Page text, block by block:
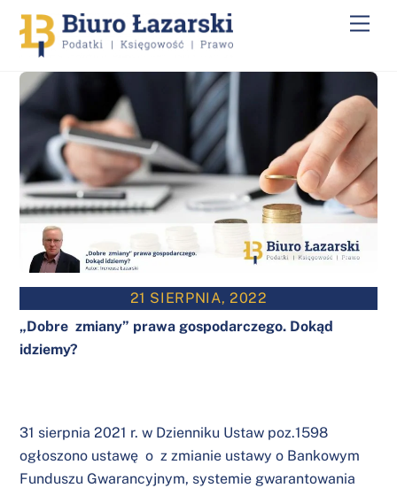
Skip
content
21 SIERPNIA, 2022
„Dobre zmiany” prawa gospodarczego. Dokąd
idziemy?
31 sierpnia 2021 r. w Dzienniku Ustaw poz.1598
ogłoszono ustawę o z zmianie ustawy o Bankowym
Funduszu Gwarancyjnym, systemie gwarantowania